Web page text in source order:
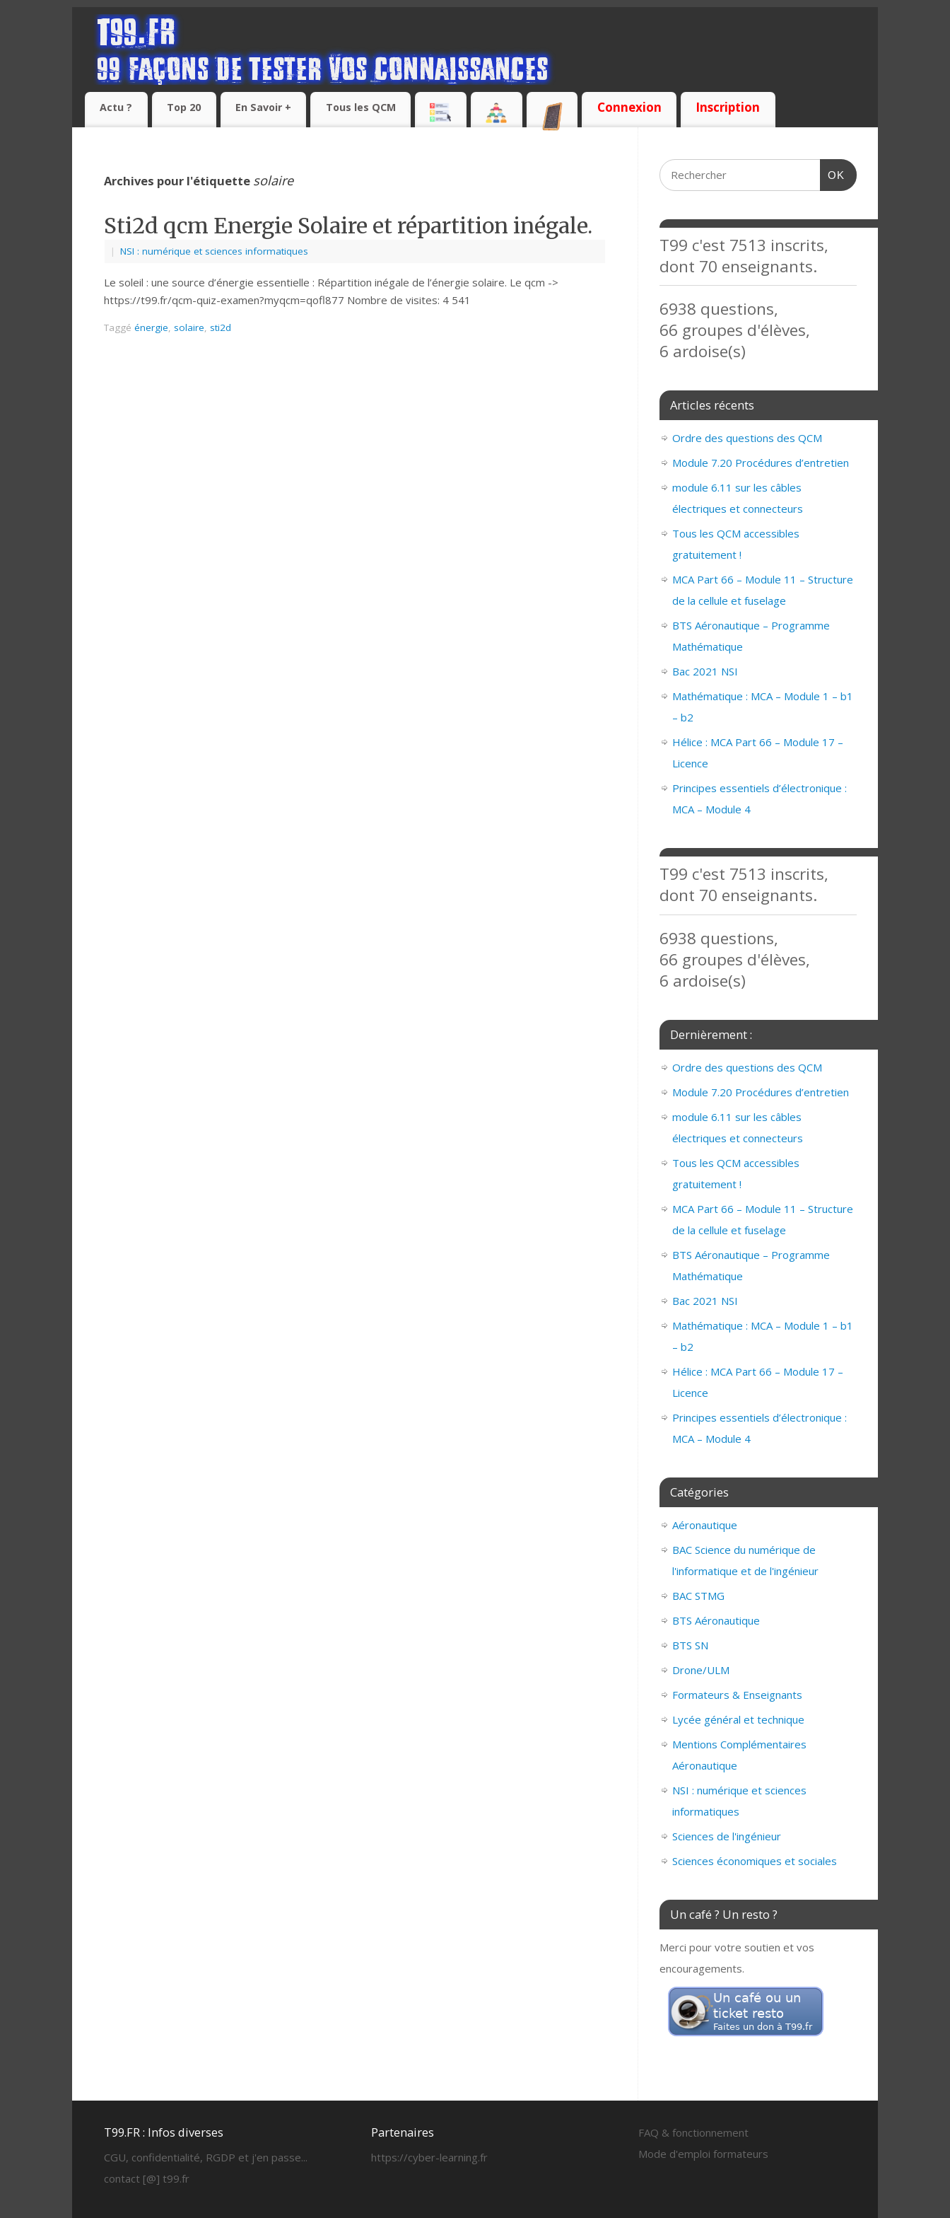
Actu ? Top 20 En Savoir + Tous les QCM Connexion Inscription
Archives pour l'étiquette solaire
Sti2d qcm Energie Solaire et répartition inégale.
| NSI : numérique et sciences informatiques
Le soleil : une source d’énergie essentielle : Répartition inégale de l’énergie solaire. Le qcm ->
https://t99.fr/qcm-quiz-examen?myqcm=qofl877 Nombre de visites: 4 541
Taggé énergie, solaire, sti2d
OK
T99 c'est 7513 inscrits,
dont 70 enseignants.
6938 questions,
66 groupes d'élèves,
6 ardoise(s)
Articles récents
Ordre des questions des QCM
Module 7.20 Procédures d’entretien
module 6.11 sur les câbles
électriques et connecteurs
Tous les QCM accessibles
gratuitement !
MCA Part 66 – Module 11 – Structure
de la cellule et fuselage
BTS Aéronautique – Programme
Mathématique
Bac 2021 NSI
Mathématique : MCA – Module 1 – b1
– b2
Hélice : MCA Part 66 – Module 17 –
Licence
Principes essentiels d’électronique :
MCA – Module 4
T99 c'est 7513 inscrits,
dont 70 enseignants.
6938 questions,
66 groupes d'élèves,
6 ardoise(s)
Dernièrement :
Ordre des questions des QCM
Module 7.20 Procédures d’entretien
module 6.11 sur les câbles
électriques et connecteurs
Tous les QCM accessibles
gratuitement !
MCA Part 66 – Module 11 – Structure
de la cellule et fuselage
BTS Aéronautique – Programme
Mathématique
Bac 2021 NSI
Mathématique : MCA – Module 1 – b1
– b2
Hélice : MCA Part 66 – Module 17 –
Licence
Principes essentiels d’électronique :
MCA – Module 4
Catégories
Aéronautique
BAC Science du numérique de
l'informatique et de l'ingénieur
BAC STMG
BTS Aéronautique
BTS SN
Drone/ULM
Formateurs & Enseignants
Lycée général et technique
Mentions Complémentaires
Aéronautique
NSI : numérique et sciences
informatiques
Sciences de l'ingénieur
Sciences économiques et sociales
Un café ? Un resto ?
Merci pour votre soutien et vos
encouragements.
T99.FR : Infos diverses
CGU, confidentialité, RGDP et j'en passe...
contact [@] t99.fr
Partenaires
https://cyber-learning.fr
FAQ & fonctionnement
Mode d'emploi formateurs